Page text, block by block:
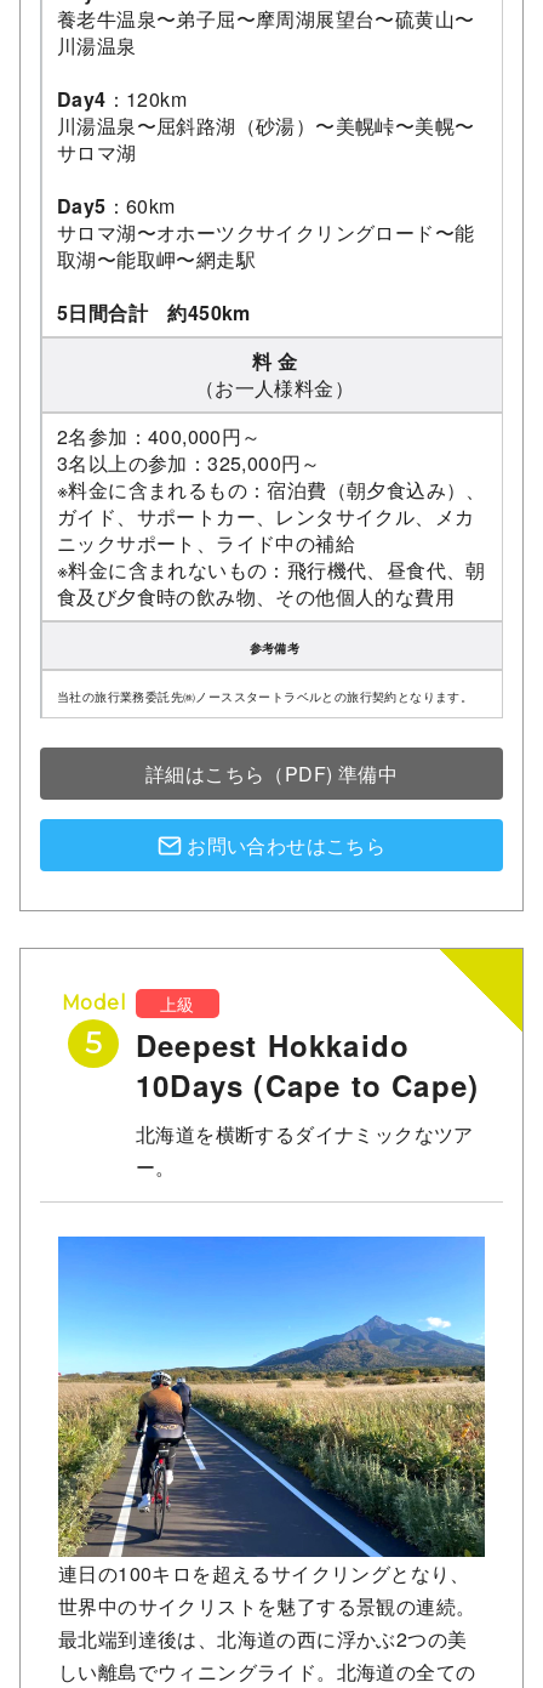
養老牛温泉〜弟子屈〜摩周湖展望台〜硫黄山〜
川湯温泉
Day4 ：120km
川湯温泉〜屈斜路湖（砂湯）〜美幌峠〜美幌〜
サロマ湖
Day5 ：60km
サロマ湖〜オホーツクサイクリングロード〜能
取湖〜能取岬〜網走駅
5日間合計 約450km
料 金
（お一人様料金）
2名参加：400,000円～
3名以上の参加：325,000円～
※料金に含まれるもの：宿泊費（朝夕食込み）、
ガイド、サポートカー、レンタサイクル、メカ
ニックサポート、ライド中の補給
※料金に含まれないもの：飛行機代、昼食代、朝
食及び夕食時の飲み物、その他個人的な費用
参考備考
当社の旅行業務委託先㈱ノーススタートラベルとの旅行契約となります。
詳細はこちら（PDF) 準備中
お問い合わせはこちら
Model
5
上級
Deepest Hokkaido
10Days (Cape to Cape)
北海道を横断するダイナミックなツア
ー。
連日の100キロを超えるサイクリングとなり、
世界中のサイクリストを魅了する景観の連続。
最北端到達後は、北海道の西に浮かぶ2つの美
しい離島でウィニングライド。北海道の全ての